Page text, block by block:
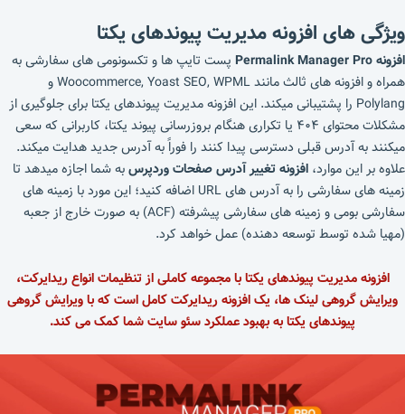
ویژگی های افزونه مدیریت پیوندهای یکتا
افزونه Permalink Manager Pro
پست تایپ ها و تکسونومی های سفارشی به
همراه و افزونه های ثالث مانند Woocommerce, Yoast SEO, WPML و
Polylang را پشتیبانی میکند. این افزونه مدیریت پیوندهای یکتا برای جلوگیری از
مشکلات محتوای ۴۰۴ یا تکراری هنگام بروزرسانی پیوند یکتا، کاربرانی که سعی
میکنند به آدرس قبلی دسترسی پیدا کنند را فوراً به آدرس جدید هدایت میکند.
علاوه بر این موارد، افزونه تغییر آدرس صفحات وردپرسبه شما اجازه میدهد تا
زمینه های سفارشی را به آدرس های URL اضافه کنید؛ این مورد با زمینه های
سفارشی بومی و زمینه های سفارشی پیشرفته (ACF) به صورت خارج از جعبه
(مهیا شده توسط توسعه دهنده) عمل خواهد کرد.
افزونه مدیریت پیوندهای یکتا با مجموعه کاملی از تنظیمات انواع ریدایرکت،
ویرایش گروهی لینک ها، یک افزونه ریدایرکت کامل است که با ویرایش گروهی
پیوندهای یکتا به بهبود عملکرد سئو سایت شما کمک می کند.